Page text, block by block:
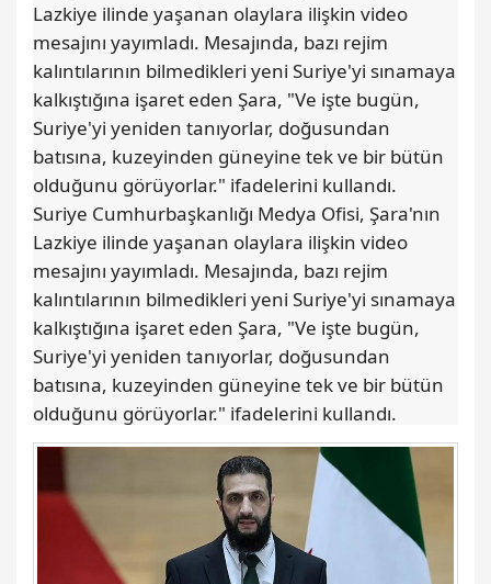
Lazkiye ilinde yaşanan olaylara ilişkin video
mesajını yayımladı. Mesajında, bazı rejim
kalıntılarının bilmedikleri yeni Suriye'yi sınamaya
kalkıştığına işaret eden Şara, "Ve işte bugün,
Suriye'yi yeniden tanıyorlar, doğusundan
batısına, kuzeyinden güneyine tek ve bir bütün
olduğunu görüyorlar." ifadelerini kullandı.
Suriye Cumhurbaşkanlığı Medya Ofisi, Şara'nın
Lazkiye ilinde yaşanan olaylara ilişkin video
mesajını yayımladı. Mesajında, bazı rejim
kalıntılarının bilmedikleri yeni Suriye'yi sınamaya
kalkıştığına işaret eden Şara, "Ve işte bugün,
Suriye'yi yeniden tanıyorlar, doğusundan
batısına, kuzeyinden güneyine tek ve bir bütün
olduğunu görüyorlar." ifadelerini kullandı.